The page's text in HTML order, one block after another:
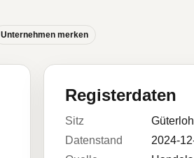
Unternehmen merken
Registerdaten
Sitz
Güterloh
Datenstand
2024-